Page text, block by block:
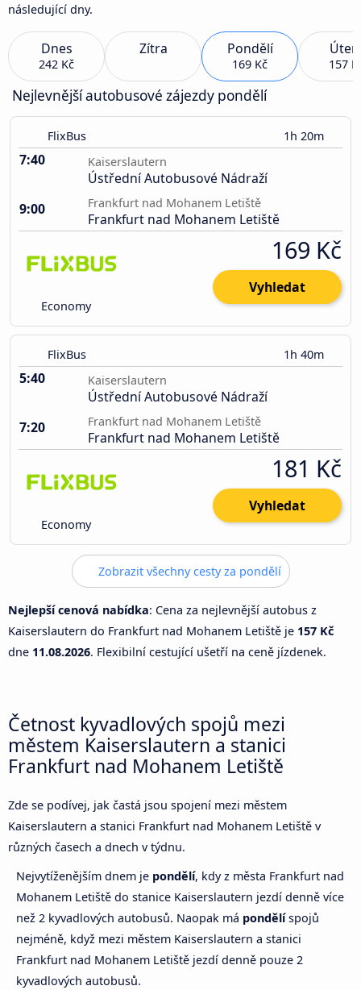
následující dny.
Dnes
242 Kč
Zítra Pondělí
169 Kč 157
Nejlevnější autobusové zájezdy pondělí
FlixBus 1h 20m
7:40 Kaiserslautern
Ústřední Autobusové Nádraží
9:00
Frankfurt nad Mohanem Letiště
Frankfurt nad Mohanem Letiště
Economy
169 Kč
Vyhledat
FlixBus 1h 40m
5:40 Kaiserslautern
Ústřední Autobusové Nádraží
7:20
Frankfurt nad Mohanem Letiště
Frankfurt nad Mohanem Letiště
Economy
181 Kč
Vyhledat
Zobrazit všechny cesty za pondělí
Nejlepší cenová nabídka: Cena za nejlevnější autobus z
Kaiserslautern do Frankfurt nad Mohanem Letiště je 157 Kč
dne 11.08.2026. Flexibilní cestující ušetří na ceně jízdenek.
Četnost kyvadlových spojů mezi
městem Kaiserslautern a stanici
Frankfurt nad Mohanem Letiště
Zde se podívej, jak častá jsou spojení mezi městem
Kaiserslautern a stanici Frankfurt nad Mohanem Letiště v
různých časech a dnech v týdnu.
Nejvytíženějším dnem je pondělí, kdy z města Frankfurt nad
Mohanem Letiště do stanice Kaiserslautern jezdí denně více
než 2 kyvadlových autobusů. Naopak má pondělíspojů
nejméně, když mezi městem Kaiserslautern a stanici
Frankfurt nad Mohanem Letiště jezdí denně pouze 2
kyvadlových autobusů.